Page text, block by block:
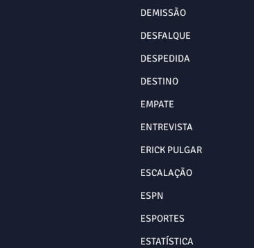
DEMISSÃO
DESFALQUE
DESPEDIDA
DESTINO
EMPATE
ENTREVISTA
ERICK PULGAR
ESCALAÇÃO
ESPN
ESPORTES
ESTATÍSTICA